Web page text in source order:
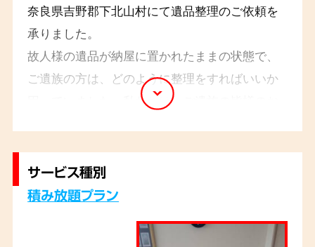
奈良県吉野郡下北山村にて遺品整理のご依頼を
承りました。
故人様の遺品が納屋に置かれたままの状態で、
ご遺族の方は、どのように整理をすればいいか
困っていました。私たちは、ご遺族の皆様のお
整理をさせていただきました。少しでも、ご家
族の皆様が心の整理を進めるお手伝いができて
サービス種別
積み放題プラン